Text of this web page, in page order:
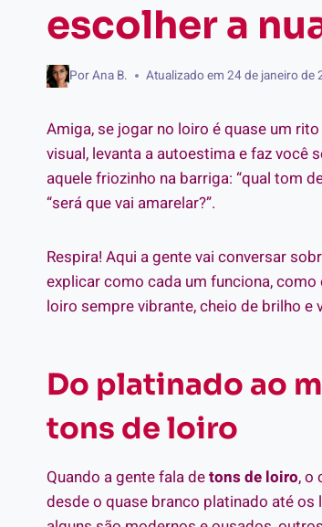
escolher a
PorAna B. Atualizado em 24 de janeiro de
Amiga, se jogar no loiro é quase um
visual, levanta a autoestima e faz
aquele friozinho na barriga: “qual tom
“será que vai amarelar?”.
Respira! Aqui a gente vai conversar
explicar como cada um funciona,
loiro sempre vibrante, cheio de brilho e
Do platinado ao
tons de loiro
Quando a gente fala detons de loiro, o
desde o quase branco platinado até